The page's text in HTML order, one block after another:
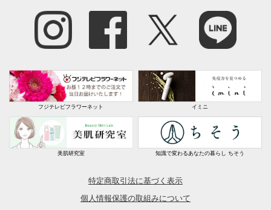
宮城県
お雑煮用に餅を揚げてみたのですが、少量の油で一度に
４個揚げられました。海老やアスパラなどの天麩羅にも
す。ただガスコンロなので五徳からずれないように気を
使うことと取っ手部分も熱くなるので鍋つかみミトンが
必須な点で星４個になりました。
2022/01/21
フジテレビフラワーネット イミニ
美肌研究室 知識で変わるあなたの暮らし ちそう
特定商取引法に基づく表示
個人情報保護の取組みについて